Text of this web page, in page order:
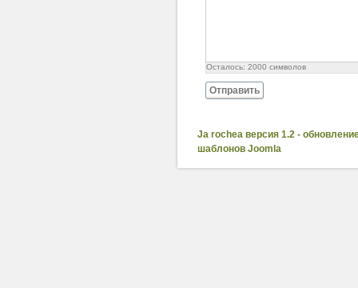
Осталось: 2000 символов
Отправить
Ja rochea версия 1.2 -
шаблонов Joomla